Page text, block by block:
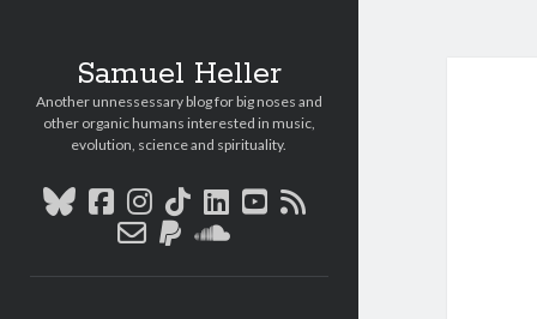
Samuel Heller
Another unnessessary blog for big noses and
other organic humans interested in music,
evolution, science and spirituality.
bluesky
facebook
instagram
tiktoklinkedin
youtube
rss
email-
paypalsoundcloud